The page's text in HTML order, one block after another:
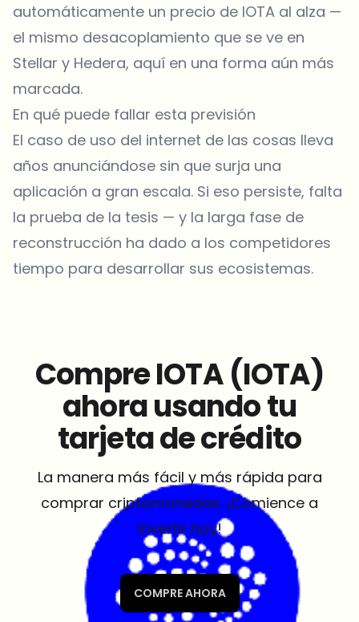
automáticamente un precio de IOTA al alza —
el mismo desacoplamiento que se ve en
Stellar y Hedera, aquí en una forma aún más
marcada.
En qué puede fallar esta previsión
El caso de uso del internet de las cosas lleva
años anunciándose sin que surja una
aplicación a gran escala. Si eso persiste, falta
la prueba de la tesis — y la larga fase de
reconstrucción ha dado a los competidores
tiempo para desarrollar sus ecosistemas.
Compre IOTA (IOTA)
ahora usando tu
tarjeta de crédito
La manera más fácil y más rápida para
comprar criptomonedas. ¡Comience a
invertir hoy!
COMPRE AHORA